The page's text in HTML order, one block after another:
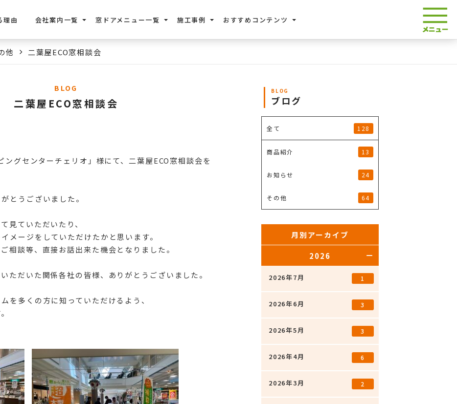
理由 会社案内一覧 窓ドアメニュー一覧 施工事例 おすすめコンテンツ
他 二葉屋ECO窓相談会
BLOG
二葉屋ECO窓相談会
グセンターチェリオ」様にて、二葉屋ECO窓相談会を
とうございました。
見ていただいたり、
メージをしていただけたかと思います。
相談等、直接お話出来た機会となりました。
ただいた関係各社の皆様、ありがとうございました。
を多くの方に知っていただけるよう、
BLOG
ブログ
全て 128
商品紹介 13
お知らせ 24
その他 64
月別アーカイブ
2026
2026年7月 1
2026年6月 3
2026年5月 3
2026年4月 6
2026年3月 2